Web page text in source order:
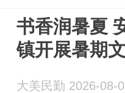
书香润暑夏
镇开展暑期
大美民勤 2026-08-